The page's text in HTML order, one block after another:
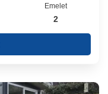
Emelet
2